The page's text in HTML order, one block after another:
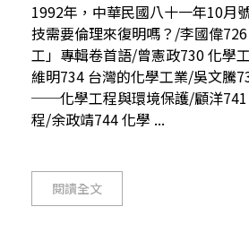
1992年，中華民國八十一年10月
技需要倫理來復明嗎？/李國偉
工」專輯卷首語/曾憲政730 化學
維明734 台灣的化學工業/吳文騰
──化學工程與環境保護/顧洋741
程/余政靖744 化學 ...
閱讀全文